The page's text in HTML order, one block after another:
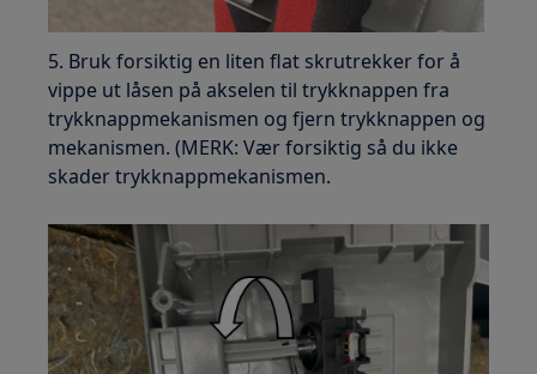
5. Bruk forsiktig en liten flat skrutrekker for å
vippe ut låsen på akselen til trykknappen fra
trykknappmekanismen og fjern trykknappen og
mekanismen. (MERK: Vær forsiktig så du ikke
skader trykknappmekanismen.